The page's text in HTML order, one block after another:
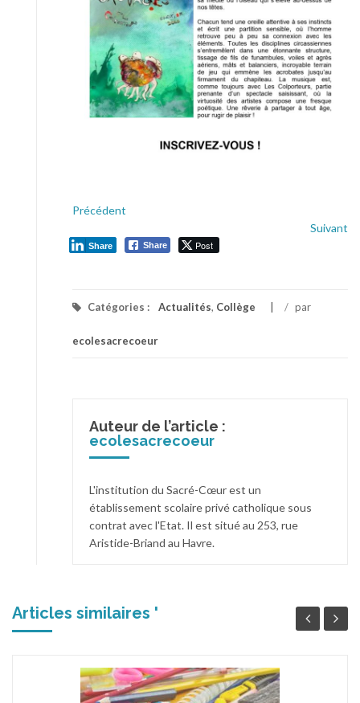
Précédent
Suivant
Share Post
Share
Catégories : Actualités, Collège / par
ecolesacrecoeur
Auteur de l’article :
ecolesacrecoeur
L'institution du Sacré-Cœur est un
établissement scolaire privé catholique sous
contrat avec l'Etat. Il est situé au 253, rue
Aristide-Briand au Havre.
Articles similaires '